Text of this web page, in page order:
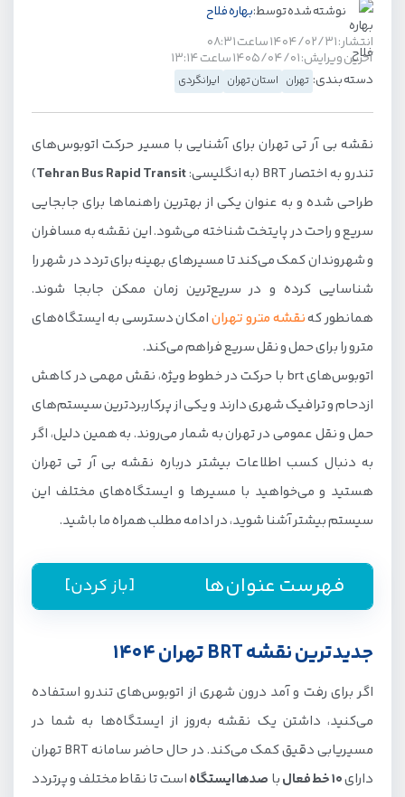
نوشته شده توسط:بهاره فلاح
انتشار: ۱۴۰۴/۰۲/۳۱ ساعت ۰۸:۳۱
آخرین ویرایش: ۱۴۰۵/۰۴/۰۱ ساعت ۱۳:۱۴
دسته بندی: تهران استان تهران ایرانگردی
نقشه بی آر تی تهران برای آشنایی با مسیر حرکت اتوبوس‌های
تندرو به اختصار BRT (به انگلیسی:
Tehran Bus Rapid Transit
)
طراحی شده و به عنوان یکی از بهترین راهنماها برای جابجایی
سریع و راحت در پایتخت شناخته می‌شود. این نقشه به مسافران
و شهروندان کمک می‌کند تا مسیرهای بهینه برای تردد در شهر را
شناسایی کرده و در سریع‌ترین زمان ممکن جابجا شوند.
همانطور کهنقشه مترو تهرانامکان دسترسی به ایستگاه‌های
مترو را برای حمل و نقل سریع فراهم می‌کند.
اتوبوس‌های brt با حرکت در خطوط ویژه، نقش مهمی در کاهش
ازدحام و ترافیک شهری دارند و یکی از پرکاربردترین سیستم‌های
حمل و نقل عمومی در تهران به شمار می‌روند. به همین دلیل، اگر
به دنبال کسب اطلاعات بیشتر درباره نقشه بی آر تی تهران
هستید و می‌خواهید با مسیرها و ایستگاه‌های مختلف این
سیستم بیشتر آشنا شوید، در ادامه مطلب همراه ما باشید.
فهرست عنوان‌ها [باز کردن]
جدیدترین نقشه BRT تهران 1404
اگر برای رفت و آمد درون شهری از اتوبوس‌های تندرو استفاده
می‌کنید، داشتن یک نقشه به‌روز از ایستگاه‌ها به شما در
مسیریابی دقیق کمک می‌کند. در حال حاضر سامانه BRT تهران
دارای10 خط فعال با صدها ایستگاهاست تا نقاط مختلف و پرتردد